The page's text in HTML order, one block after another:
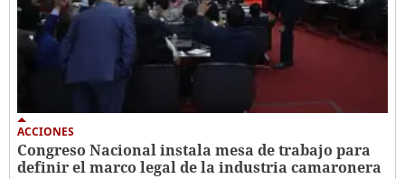
ACCIONES
Congreso Nacional instala mesa de trabajo para
definir el marco legal de la industria camaronera